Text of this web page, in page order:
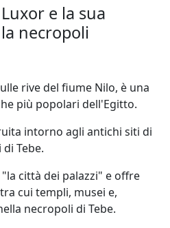
e la sua
necropoli
rive del fiume Nilo, è una
più popolari dell'Egitto.
intorno agli antichi siti di
Tebe.
città dei palazzi" e offre
cui templi, musei e,
necropoli di Tebe.